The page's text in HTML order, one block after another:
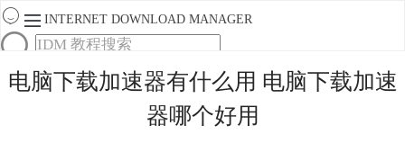
INTERNET DOWNLOAD MANAGER
首页
产品
电脑下载加速器有什么用 电脑下载加速
器哪个好用